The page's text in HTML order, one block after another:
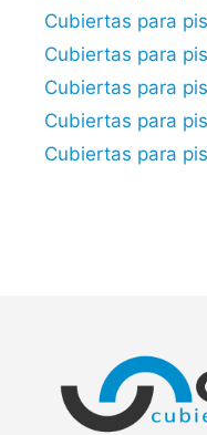
Cubiertas para
Cubiertas para
Cubiertas para
Cubiertas para
Cubiertas para